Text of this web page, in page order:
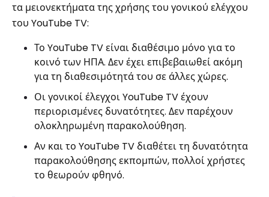
τα μειονεκτήματα της χρήσης του γονικού ελέγχου
του YouTube TV:
Το YouTube TV είναι διαθέσιμο μόνο για το
κοινό των ΗΠΑ. Δεν έχει επιβεβαιωθεί ακόμη
για τη διαθεσιμότητά του σε άλλες χώρες.
Οι γονικοί έλεγχοι YouTube TV έχουν
περιορισμένες δυνατότητες. Δεν παρέχουν
ολοκληρωμένη παρακολούθηση.
Αν και το YouTube TV διαθέτει τη δυνατότητα
παρακολούθησης εκπομπών, πολλοί χρήστες
το θεωρούν φθηνό.